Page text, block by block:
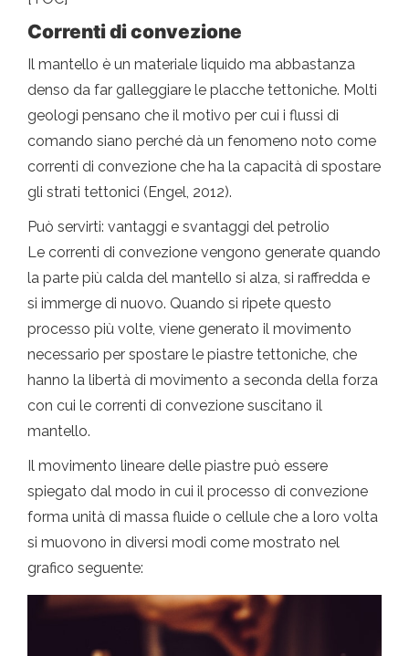
Correnti di convezione
Il mantello è un materiale liquido ma abbastanza
denso da far galleggiare le placche tettoniche. Molti
geologi pensano che il motivo per cui i flussi di
comando siano perché dà un fenomeno noto come
correnti di convezione che ha la capacità di spostare
gli strati tettonici (Engel, 2012).
Può servirti: vantaggi e svantaggi del petrolio
Le correnti di convezione vengono generate quando
la parte più calda del mantello si alza, si raffredda e
si immerge di nuovo. Quando si ripete questo
processo più volte, viene generato il movimento
necessario per spostare le piastre tettoniche, che
hanno la libertà di movimento a seconda della forza
con cui le correnti di convezione suscitano il
mantello.
Il movimento lineare delle piastre può essere
spiegato dal modo in cui il processo di convezione
forma unità di massa fluide o cellule che a loro volta
si muovono in diversi modi come mostrato nel
grafico seguente: